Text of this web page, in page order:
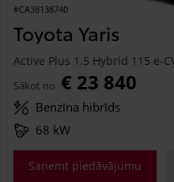
#CA38138740
Toyota Yaris
Active Plus 1.5 Hybrid 115 e-
Sākot no € 23 840
Benzīna hibrīds
68 kW
Saņemt piedāvājumu